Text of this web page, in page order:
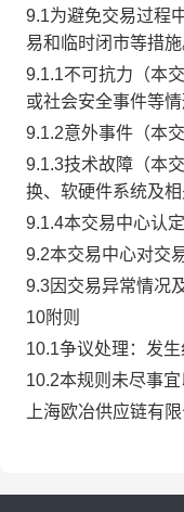
9.1为避免交易过程
易和临时闭市等措
9.1.1不可抗力（本
或社会安全事件等情
9.1.2意外事件（本
9.1.3技术故障（本
换、软硬件系统及
9.1.4本交易中心认
9.2本交易中心对交
9.3因交易异常情况
10附则
10.1争议处理：发
10.2本规则未尽事
上海欧冶供应链有